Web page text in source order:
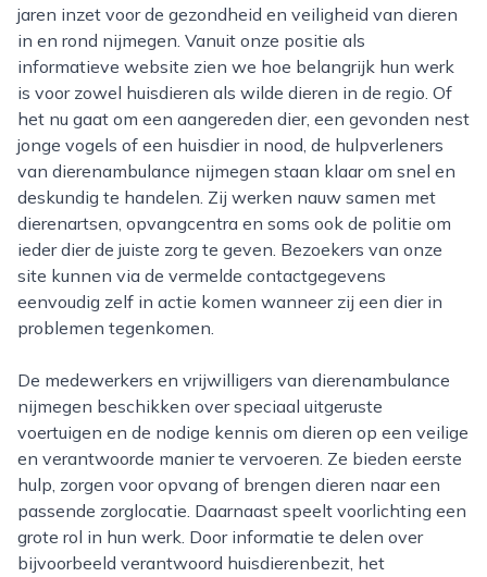
jaren inzet voor de gezondheid en veiligheid van dieren
in en rond nijmegen. Vanuit onze positie als
informatieve website zien we hoe belangrijk hun werk
is voor zowel huisdieren als wilde dieren in de regio. Of
het nu gaat om een aangereden dier, een gevonden nest
jonge vogels of een huisdier in nood, de hulpverleners
van dierenambulance nijmegen staan klaar om snel en
deskundig te handelen. Zij werken nauw samen met
dierenartsen, opvangcentra en soms ook de politie om
ieder dier de juiste zorg te geven. Bezoekers van onze
site kunnen via de vermelde contactgegevens
eenvoudig zelf in actie komen wanneer zij een dier in
problemen tegenkomen.
De medewerkers en vrijwilligers van dierenambulance
nijmegen beschikken over speciaal uitgeruste
voertuigen en de nodige kennis om dieren op een veilige
en verantwoorde manier te vervoeren. Ze bieden eerste
hulp, zorgen voor opvang of brengen dieren naar een
passende zorglocatie. Daarnaast speelt voorlichting een
grote rol in hun werk. Door informatie te delen over
bijvoorbeeld verantwoord huisdierenbezit, het